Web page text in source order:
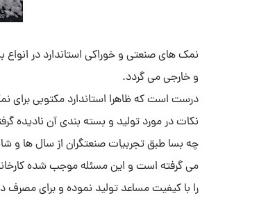
نمک های صنعتی و خوراکی استاندارد در انواع
و خارجی می گردد.
درست است که ظاهرا استاندارد مکتوبی برای
نکات در مورد تولید و بسته بندی آن نادیده
چه بسا طبق تجربیات صنعتگران از سال ها و
می گرفته است و این مسئله موجب شده کارخانه
را با کیفیت مساعد تولید نموده و برای مصرف